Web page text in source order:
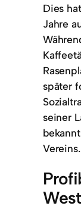
Dies
Jahre
später
seiner
Vereins.